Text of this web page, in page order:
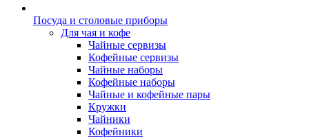
Посуда и столовые приборы
Для чая и кофе
Чайные сервизы
Кофейные сервизы
Чайные наборы
Кофейные наборы
Чайные и кофейные пары
Кружки
Чайники
Кофейники